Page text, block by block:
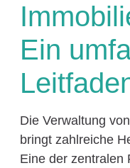
Ein
Die Verwaltung
bringt zahlreiche
Eine der zentralen